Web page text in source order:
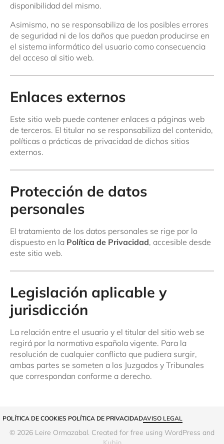
disponibilidad del mismo.
Asimismo, no se responsabiliza de los posibles errores
de seguridad ni de los daños que puedan producirse en
el sistema informático del usuario como consecuencia
del acceso al sitio web.
Enlaces externos
Este sitio web puede contener enlaces a páginas web
de terceros. El titular no se responsabiliza del contenido,
políticas o prácticas de privacidad de dichos sitios
externos.
Protección de datos
personales
El tratamiento de los datos personales se rige por lo
dispuesto en la Política de Privacidad, accesible desde
este sitio web.
Legislación aplicable y
jurisdicción
La relación entre el usuario y el titular del sitio web se
regirá por la normativa española vigente. Para la
resolución de cualquier conflicto que pudiera surgir,
ambas partes se someten a los Juzgados y Tribunales
que correspondan conforme a derecho.
POLÍTICA DE COOKIES POLÍTICA DE PRIVACIDADAVISO LEGAL
© 2026 Leire Ormazabal. Created for free using WordPress and